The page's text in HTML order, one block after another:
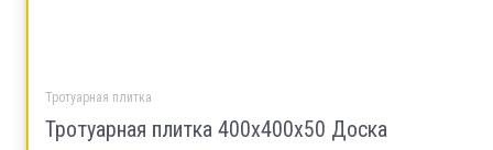
Тротуарная плитка
Тротуарная плитка 400х400х50 Доска